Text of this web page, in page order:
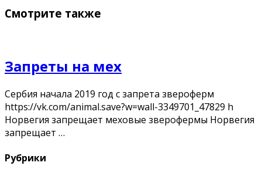
Смотрите также
Запреты на мех
Сербия начала 2019 год с запрета звероферм
https://vk.com/animal.save?w=wall-3349701_47829 h
Норвегия запрещает меховые зверофермы Норвегия
запрещает …
Рубрики